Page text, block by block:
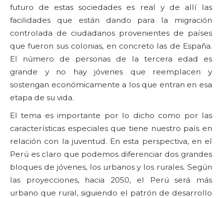
futuro de estas sociedades es real y de allí las
facilidades que están dando para la migración
controlada de ciudadanos provenientes de países
que fueron sus colonias, en concreto las de España.
El número de personas de la tercera edad es
grande y no hay jóvenes que reemplacen y
sostengan económicamente a los que entran en esa
etapa de su vida.
El tema es importante por lo dicho como por las
características especiales que tiene nuestro país en
relación con la juventud. En esta perspectiva, en el
Perú es claro que podemos diferenciar dos grandes
bloques de jóvenes, los urbanos y los rurales. Según
las proyecciones, hacia 2050, el Perú será más
urbano que rural, siguiendo el patrón de desarrollo